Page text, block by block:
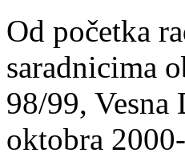
Od početka
saradnicima
98/99,
oktobra